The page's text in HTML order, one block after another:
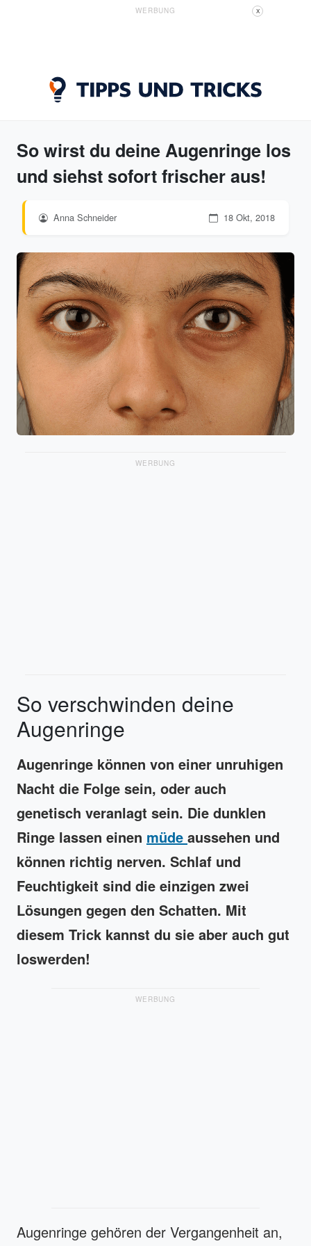
WERBUNG X
So wirst du deine Augenringe los
und siehst sofort frischer aus!
Anna Schneider 18 Okt, 2018
WERBUNG
So verschwinden deine
Augenringe
Augenringe können von einer unruhigen
Nacht die Folge sein, oder auch
genetisch veranlagt sein. Die dunklen
Ringe lassen einen müde aussehen und
können richtig nerven. Schlaf und
Feuchtigkeit sind die einzigen zwei
Lösungen gegen den Schatten. Mit
diesem Trick kannst du sie aber auch gut
loswerden!
WERBUNG
Augenringe gehören der Vergangenheit an,